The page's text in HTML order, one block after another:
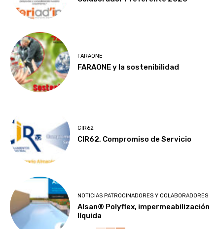
FARAONE
FARAONE y la sostenibilidad
CIR62
CIR62, Compromiso de Servicio
NOTICIAS PATROCINADORES Y COLABORADORES
Alsan® Polyflex, impermeabilización
líquida